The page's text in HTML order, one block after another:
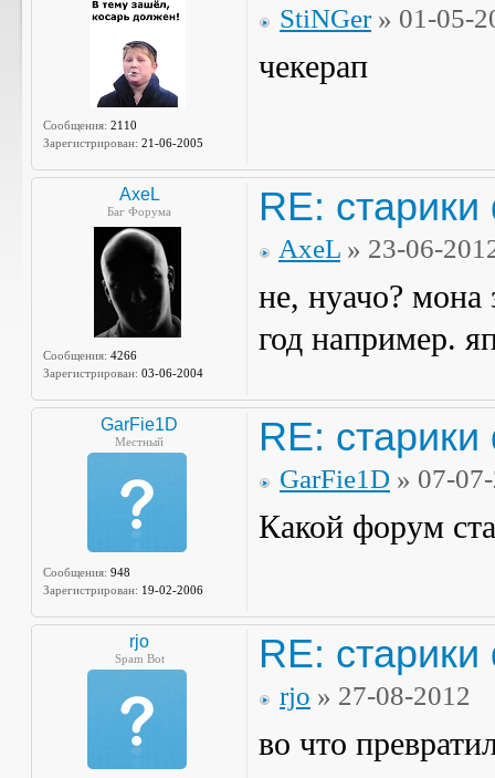
Сообщения: 2110
Зарегистрирован: 21-06-2005
StiNGer» 01-05-
чекерап
AxeL
Баг Форума
Сообщения: 4266
Зарегистрирован: 03-06-2004
RE:
AxeL » 23-06-
не, нуачо?
год например.
GarFie1D
Местный
Сообщения: 948
Зарегистрирован: 19-02-2006
RE:
GarFie1D » 07-
Какой форум
rjo
Spam Bot RE:
rjo » 27-08-2012
во что